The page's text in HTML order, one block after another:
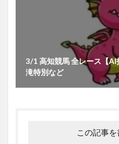
3/1 高知競馬 全レース【
滝特別など
この記事を